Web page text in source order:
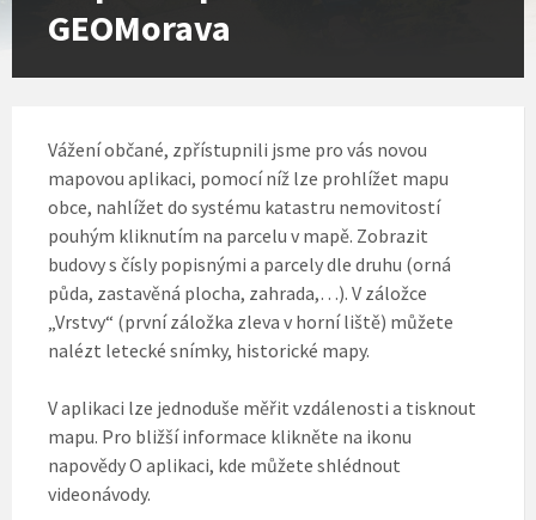
GEOMorava
Vážení občané, zpřístupnili jsme pro vás novou
mapovou aplikaci, pomocí níž lze prohlížet mapu
obce, nahlížet do systému katastru nemovitostí
pouhým kliknutím na parcelu v mapě. Zobrazit
budovy s čísly popisnými a parcely dle druhu (orná
půda, zastavěná plocha, zahrada,…). V záložce
„Vrstvy“ (první záložka zleva v horní liště) můžete
nalézt letecké snímky, historické mapy.
V aplikaci lze jednoduše měřit vzdálenosti a tisknout
mapu. Pro bližší informace klikněte na ikonu
napovědy O aplikaci, kde můžete shlédnout
videonávody.